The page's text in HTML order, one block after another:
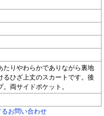
たりやわらかでありながら裏地
るひざ上丈のスカートです。後
両サイドポケット。
合わせ